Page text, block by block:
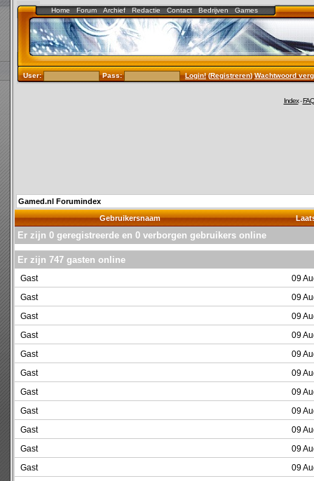
Home Forum Archief Redactie Contact Bedrijven Games
User: Pass: Login!(Registreren)Wachtwoord
Index-FAQ
Gamed.nl Forumindex
Gebruikersnaam
Er zijn 0 geregistreerde en 0 verborgen gebruikers online
Er zijn 747 gasten online
Gast
09
Gast
09
Gast
09
Gast
09
Gast
09
Gast
09
Gast
09
Gast
09
Gast
09
Gast
09
Gast
09